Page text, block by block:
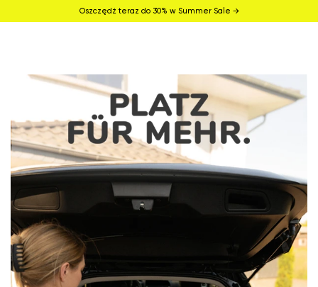
Oszczędź teraz do 30% w Summer Sale →